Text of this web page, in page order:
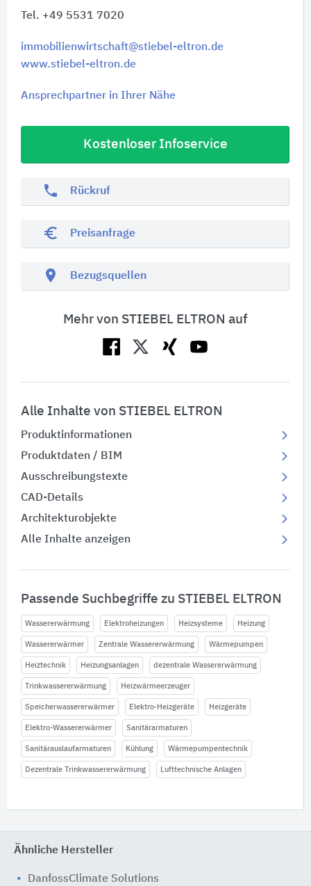
Tel. +49 5531 7020
immobilienwirtschaft@stiebel-eltron.de
www.stiebel-eltron.de
Ansprechpartner in Ihrer Nähe
Kostenloser Infoservice
phone Rückruf
euro_symbol Preisanfrage
location_on Bezugsquellen
Mehr von STIEBEL ELTRON auf
Alle Inhalte von STIEBEL ELTRON
Produktinformationen
Produktdaten / BIM
Ausschreibungstexte
CAD-Details
Architekturobjekte
Alle Inhalte anzeigen
Passende Suchbegriffe zu STIEBEL ELTRON
Wassererwärmung Elektroheizungen Heizsysteme Heizung
Wassererwärmer Zentrale Wassererwärmung Wärmepumpen
Heiztechnik Heizungsanlagen dezentrale Wassererwärmung
Trinkwassererwärmung Heizwärmeerzeuger
Speicherwassererwärmer Elektro-Heizgeräte Heizgeräte
Elektro-Wassererwärmer Sanitärarmaturen
Sanitärauslaufarmaturen Kühlung Wärmepumpentechnik
Dezentrale Trinkwassererwärmung Lufttechnische Anlagen
Ähnliche Hersteller
DanfossClimate Solutions